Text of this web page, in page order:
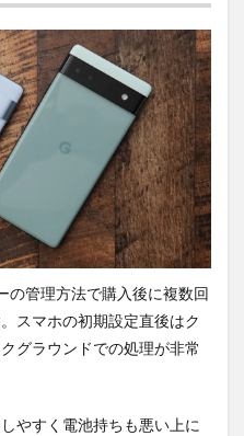
の管理方法で購入後に複数回
スマホの初期設定直後はク
グラウンドでの処理が非常
やすく電池持ちも悪い上に